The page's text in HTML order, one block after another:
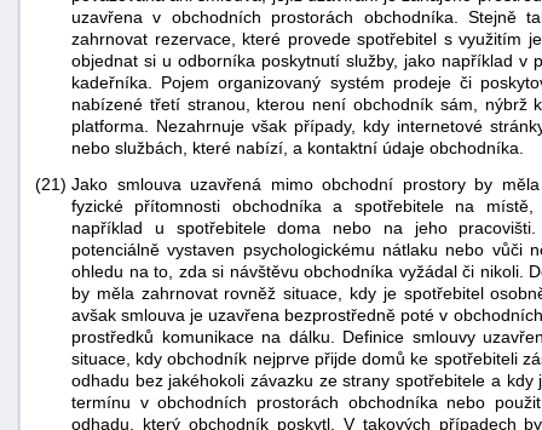
uzavřena v obchodních prostorách obchodníka. Stejně
zahrnovat rezervace, které provede spotřebitel s využitím
objednat si u odborníka poskytnutí služby, jako například v
kadeřníka. Pojem organizovaný systém prodeje či
nabízené třetí stranou, kterou není obchodník sám, nýbrž
platforma. Nezahrnuje však případy, kdy internetové
nebo službách, které nabízí, a kontaktní údaje obchodníka.
(21) Jako smlouva uzavřená mimo obchodní prostory by
fyzické přítomnosti obchodníka a spotřebitele na
například u spotřebitele doma nebo na jeho
potenciálně vystaven psychologickému nátlaku nebo vůči
ohledu na to, zda si návštěvu obchodníka vyžádal či nikoli.
by měla zahrnovat rovněž situace, kdy je spotřebitel
avšak smlouva je uzavřena bezprostředně poté v
prostředků komunikace na dálku. Definice smlouvy
situace, kdy obchodník nejprve přijde domů ke spotřebiteli
odhadu bez jakéhokoli závazku ze strany spotřebitele a
termínu v obchodních prostorách obchodníka nebo
odhadu, který obchodník poskytl. V takových případech